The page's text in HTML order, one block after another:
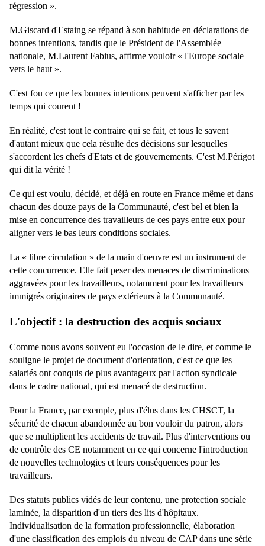
régression ».
M.Giscard d'Estaing se répand à son habitude en déclarations de
bonnes intentions, tandis que le Président de l'Assemblée
nationale, M.Laurent Fabius, affirme vouloir « l'Europe sociale
vers le haut ».
C'est fou ce que les bonnes intentions peuvent s'afficher par les
temps qui courent !
En réalité, c'est tout le contraire qui se fait, et tous le savent
d'autant mieux que cela résulte des décisions sur lesquelles
s'accordent les chefs d'Etats et de gouvernements. C'est M.Périgot
qui dit la vérité !
Ce qui est voulu, décidé, et déjà en route en France même et dans
chacun des douze pays de la Communauté, c'est bel et bien la
mise en concurrence des travailleurs de ces pays entre eux pour
aligner vers le bas leurs conditions sociales.
La « libre circulation » de la main d'oeuvre est un instrument de
cette concurrence. Elle fait peser des menaces de discriminations
aggravées pour les travailleurs, notamment pour les travailleurs
immigrés originaires de pays extérieurs à la Communauté.
L'objectif : la destruction des acquis sociaux
Comme nous avons souvent eu l'occasion de le dire, et comme le
souligne le projet de document d'orientation, c'est ce que les
salariés ont conquis de plus avantageux par l'action syndicale
dans le cadre national, qui est menacé de destruction.
Pour la France, par exemple, plus d'élus dans les CHSCT, la
sécurité de chacun abandonnée au bon vouloir du patron, alors
que se multiplient les accidents de travail. Plus d'interventions ou
de contrôle des CE notamment en ce qui concerne l'introduction
de nouvelles technologies et leurs conséquences pour les
travailleurs.
Des statuts publics vidés de leur contenu, une protection sociale
laminée, la disparition d'un tiers des lits d'hôpitaux.
Individualisation de la formation professionnelle, élaboration
d'une classification des emplois du niveau de CAP dans une série